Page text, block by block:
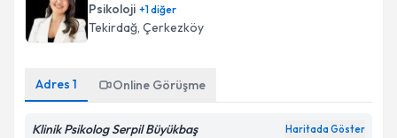
Psikoloji +1diğer
Tekirdağ, Çerkezköy
Adres 1 Online Görüşme
Klinik Psikolog Serpil Büyükbaş Haritada Göster